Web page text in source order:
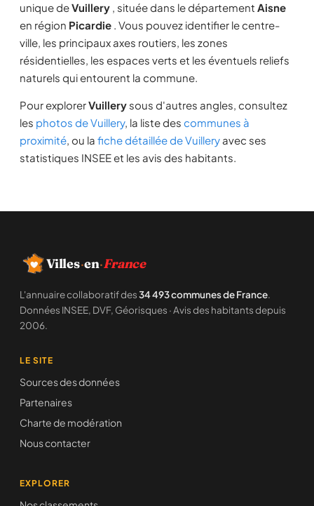
unique deVuillery , située dans le département Aisne
en région Picardie . Vous pouvez identifier le centre-
ville, les principaux axes routiers, les zones
résidentielles, les espaces verts et les éventuels reliefs
naturels qui entourent la commune.
Pour explorerVuillery sous d'autres angles, consultez
les photos de Vuillery, la liste des communes à
proximité, ou la fiche détaillée de Vuillery avec ses
statistiques INSEE et les avis des habitants.
Villes·en·France
L'annuaire collaboratif des34 493 communes de France.
Données INSEE, DVF, Géorisques · Avis des habitants depuis
2006.
LE SITE
Sources des données
Partenaires
Charte de modération
Nous contacter
EXPLORER